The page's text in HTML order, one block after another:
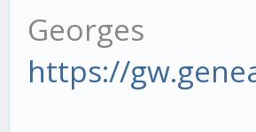
Georges
https://